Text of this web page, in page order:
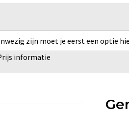
zijn moet je eerst een optie
informatie